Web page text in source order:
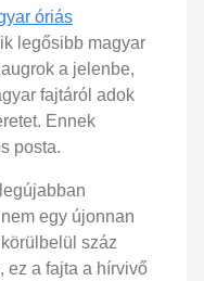
óriás
legősibb magyar
a jelenbe,
fajtáról adok
Ennek
posta.
egy újonnan
száz
ez a fajta a hírvivő